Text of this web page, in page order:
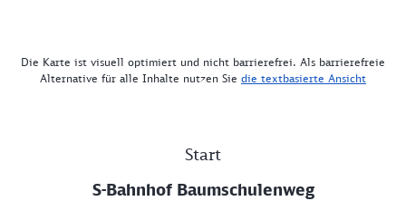
Die Karte ist visuell optimiert und nicht barrierefrei. Als barrierefreie
Alternative für alle Inhalte nutzen Sie die textbasierte Ansicht
Start
S-Bahnhof Baumschulenweg